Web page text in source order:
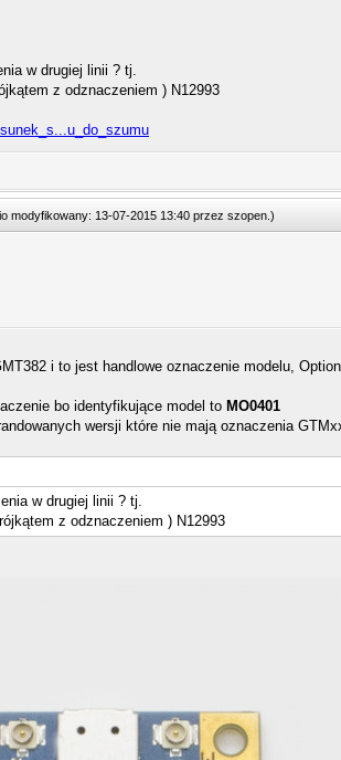
w drugiej linii ? tj.
z odznaczeniem ) N12993
modyfikowany: 13-07-2015 13:40 przez szopen )
i to jest handlowe oznaczenie modelu,
bo identyfikujące model to MO0401
wersji które nie mają oznaczenia
w drugiej linii ? tj.
z odznaczeniem ) N12993